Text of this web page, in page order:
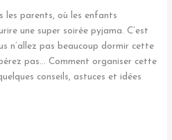
les parents, où les enfants
une super soirée pyjama. C’est
n’allez pas beaucoup dormir cette
pas… Comment organiser cette
conseils, astuces et idées